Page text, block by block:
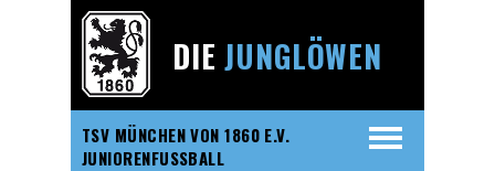
TSV MÜNCHEN VON 1860 E.V.
JUNIORENFUSSBALL
DIEJUNGLÖWEN